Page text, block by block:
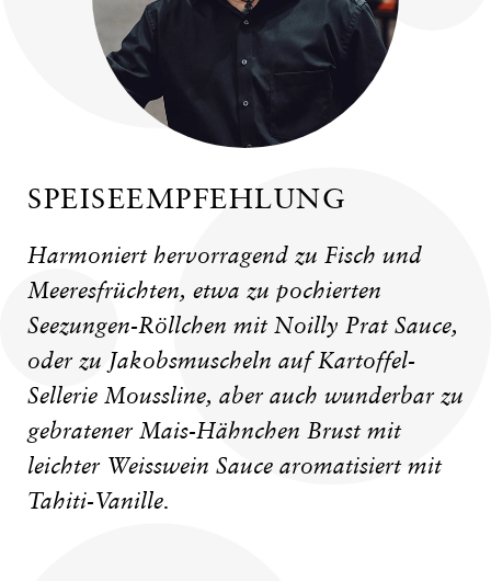
SPEISEEMPFEHLUNG
Harmoniert hervorragend zu Fisch und
Meeresfrüchten, etwa zu pochierten
Seezungen-Röllchen mit Noilly Prat Sauce,
oder zu Jakobsmuscheln auf Kartoffel-
Sellerie Moussline, aber auch wunderbar zu
gebratener Mais-Hähnchen Brust mit
leichter Weisswein Sauce aromatisiert mit
Tahiti-Vanille.